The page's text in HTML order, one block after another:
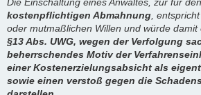
kostenpflichtigen Abmahnung ,
oder mutmaßlichen Willen und würde damit
§13 Abs. UWG, wegen der Verfolgung
beherrschendes Motiv der
einer Kostenerzielungsabsicht als
sowie einen verstoß gegen die